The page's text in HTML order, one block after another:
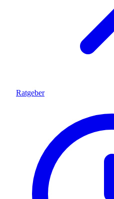
Ratgeber